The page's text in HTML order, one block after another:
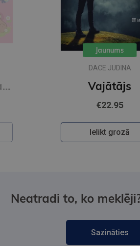
Jaunums
METJŪ KOSTELLO,
€9.65
Ielikt grozā
Neatradi to, ko
Sazināties